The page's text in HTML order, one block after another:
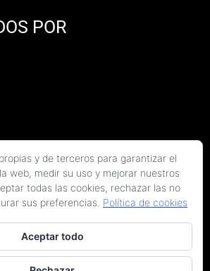
POR
Tecnicos para la Construcción S.L.P. | Todos los
derechos reservados
y de terceros para garantizar el
web, medir su uso y mejorar nuestros
todas las cookies, rechazar las no
sus preferencias. Política de cookies
Aceptar todo